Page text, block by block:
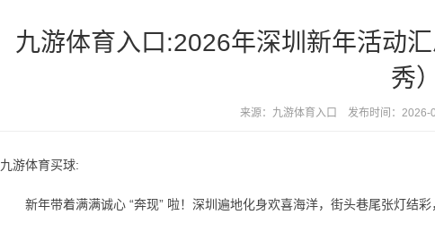
九游体育入口:2026年深圳新年活动
秀）
来源： 九游体育入口 发布时间：2026-
九游体育买球:
新年带着满满诚心 “奔现” 啦！深圳遍地化身欢喜海洋，街头巷尾张灯结彩